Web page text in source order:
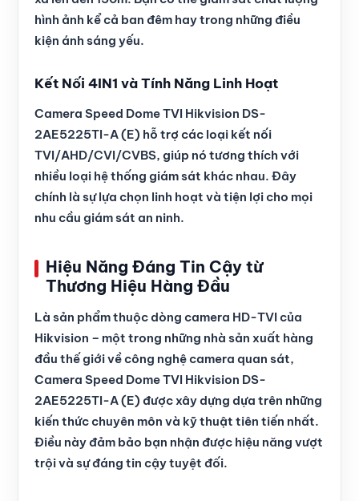
hình ảnh kể cả ban đêm hay trong những điều
kiện ánh sáng yếu.
Kết Nối 4IN1 và Tính Năng Linh Hoạt
Camera Speed Dome TVI Hikvision DS-
2AE5225TI-A (E) hỗ trợ các loại kết nối
TVI/AHD/CVI/CVBS, giúp nó tương thích với
nhiều loại hệ thống giám sát khác nhau. Đây
chính là sự lựa chọn linh hoạt và tiện lợi cho mọi
nhu cầu giám sát an ninh.
Hiệu Năng Đáng Tin Cậy từ
Thương Hiệu Hàng Đầu
Là sản phẩm thuộc dòng camera HD-TVI của
Hikvision – một trong những nhà sản xuất hàng
đầu thế giới về công nghệ camera quan sát,
Camera Speed Dome TVI Hikvision DS-
2AE5225TI-A (E) được xây dựng dựa trên những
kiến thức chuyên môn và kỹ thuật tiên tiến nhất.
Điều này đảm bảo bạn nhận được hiệu năng vượt
trội và sự đáng tin cậy tuyệt đối.